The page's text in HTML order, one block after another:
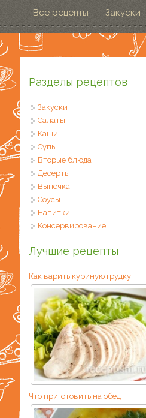
Все рецепты Закуски
Разделы рецептов
Закуски
Салаты
Каши
Супы
Вторые блюда
Десерты
Выпечка
Соусы
Напитки
Консервирование
Лучшие рецепты
Как варить куриную грудку
Что приготовить на обед